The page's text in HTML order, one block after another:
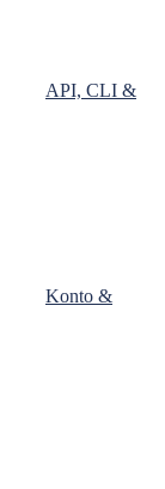
API, CLI &
Konto &